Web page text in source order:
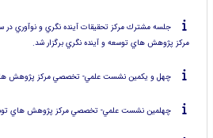
جلسه مشترك مركز تحقيقات آينده نگري و نوآوري در
مركز پژوهش هاي توسعه و آينده نگري برگزار شد.
چهل و يكمين نشست علمي- تخصصي مركز پژوهش
چهلمين نشست علمي- تخصصي مركز پژوهش هاي